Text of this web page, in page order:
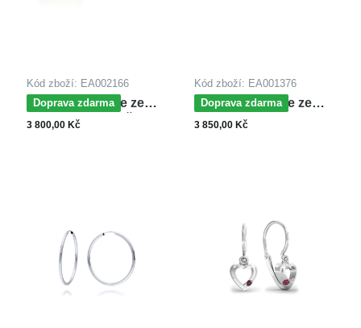
Kód zboží: EA002166
Doprava zdarma
MOISS náušnice ze
žlutého zlata KVĚTINA
3 800,00 Kč
Kód zboží: EA001376
Doprava zdarma
MOISS náušnice ze
žlutého zlata
3 850,00 Kč